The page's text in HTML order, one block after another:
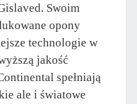
Swoim
opony
technologie w
jakość
spełniają
ale i światowe